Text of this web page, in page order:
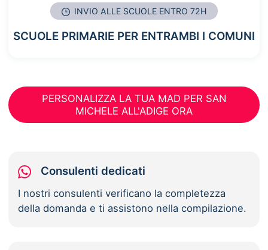
INVIO ALLE SCUOLE ENTRO 72H
SCUOLE PRIMARIE PER ENTRAMBI I COMUNI
PERSONALIZZA LA TUA MAD PER SAN
MICHELE ALL'ADIGE ORA
Consulenti dedicati
I nostri consulenti verificano la completezza
della domanda e ti assistono nella compilazione.